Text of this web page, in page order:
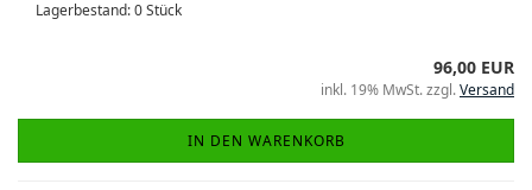
Lagerbestand: 0 Stück
96,00 EUR
inkl. 19% MwSt. zzgl.Versand
IN DEN WARENKORB